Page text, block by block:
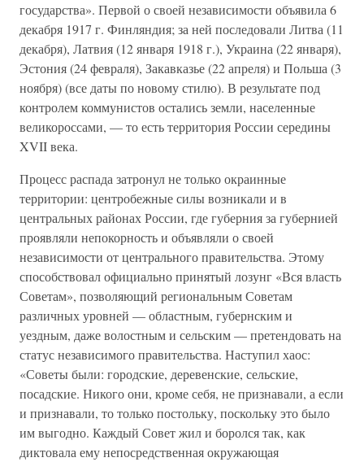
государства». Первой о своей независимости объявила 6
декабря 1917 г. Финляндия; за ней последовали Литва (11
декабря), Латвия (12 января 1918 г.), Украина (22 января),
Эстония (24 февраля), Закавказье (22 апреля) и Польша (3
ноября) (все даты по новому стилю). В результате под
контролем коммунистов остались земли, населенные
великороссами, — то есть территория России середины
XVII века.
Процесс распада затронул не только окраинные
территории: центробежные силы возникали и в
центральных районах России, где губерния за губернией
проявляли непокорность и объявляли о своей
независимости от центрального правительства. Этому
способствовал официально принятый лозунг «Вся власть
Советам», позволяющий региональным Советам
различных уровней — областным, губернским и
уездным, даже волостным и сельским — претендовать на
статус независимого правительства. Наступил хаос:
«Советы были: городские, деревенские, сельские,
посадские. Никого они, кроме себя, не признавали, а если
и признавали, то только постольку, поскольку это было
им выгодно. Каждый Совет жил и боролся так, как
диктовала ему непосредственная окружающая